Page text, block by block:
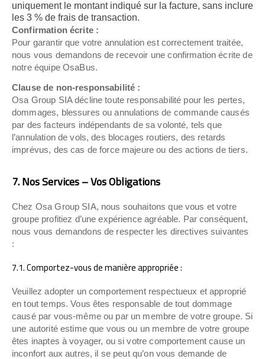
uniquement le montant indiqué sur la facture, sans inclure
les 3 % de frais de transaction.
Confirmation écrite :
Pour garantir que votre annulation est correctement traitée,
nous vous demandons de recevoir une confirmation écrite de
notre équipe OsaBus.
Clause de non-responsabilité :
Osa Group SIA décline toute responsabilité pour les pertes,
dommages, blessures ou annulations de commande causés
par des facteurs indépendants de sa volonté, tels que
l’annulation de vols, des blocages routiers, des retards
imprévus, des cas de force majeure ou des actions de tiers.
7. Nos Services – Vos Obligations
Chez Osa Group SIA, nous souhaitons que vous et votre
groupe profitiez d’une expérience agréable. Par conséquent,
nous vous demandons de respecter les directives suivantes
:
7.1. Comportez-vous de manière appropriée :
Veuillez adopter un comportement respectueux et approprié
en tout temps. Vous êtes responsable de tout dommage
causé par vous-même ou par un membre de votre groupe. Si
une autorité estime que vous ou un membre de votre groupe
êtes inaptes à voyager, ou si votre comportement cause un
inconfort aux autres, il se peut qu’on vous demande de